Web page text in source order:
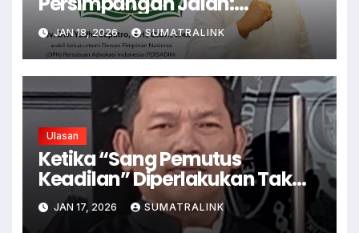
Instrumen Keadilan Sosial
atau Alat Legitimasi
Kekuasaan
JAN 18, 2026 SUMATRALINK
Ulasan
Ketika “Sang Pemutus
Keadilan” Diperlakukan Tak
Adil, Akankah Rakyat Dapat
Keadilan?
JAN 17, 2026 SUMATRALINK